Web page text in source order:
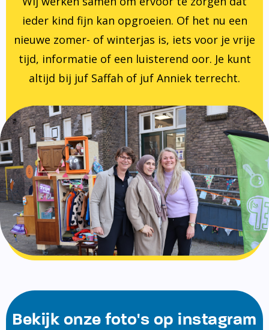
ieder kind fijn kan opgroeien. Of het nu een
nieuwe zomer- of winterjas is, iets voor je vrije
tijd, informatie of een luisterend oor. Je kunt
altijd bij juf Saffah of juf Anniek terrecht.
Bekijk onze foto's op instagram